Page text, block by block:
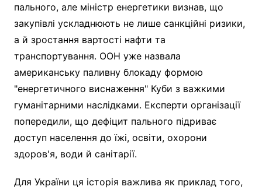
пального, але міністр енергетики визнав, що
закупівлі ускладнюють не лише санкційні ризики,
а й зростання вартості нафти та
транспортування. ООН уже назвала
американську паливну блокаду формою
"енергетичного виснаження" Куби з важкими
гуманітарними наслідками. Експерти організації
попередили, що дефіцит пального підриває
доступ населення до їжі, освіти, охорони
здоров'я, води й санітарії.
Для України ця історія важлива як приклад того,